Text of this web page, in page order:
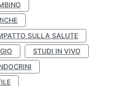
SULLA SALUTE
STUDI IN VIVO